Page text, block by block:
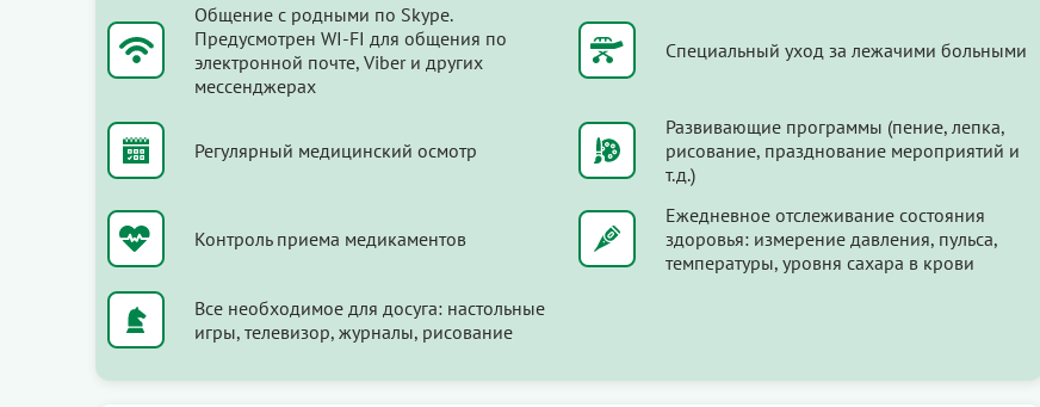
Общение с родными по Skype.
Предусмотрен WI-FI для общения по
электронной почте, Viber и других
мессенджерах
Специальный уход за лежачими больными
Регулярный медицинский осмотр
Развивающие программы (пение, лепка,
рисование, празднование мероприятий и
т.д.)
Контроль приема медикаментов
Ежедневное отслеживание состояния
здоровья: измерение давления, пульса,
температуры, уровня сахара в крови
Все необходимое для досуга: настольные
игры, телевизор, журналы, рисование